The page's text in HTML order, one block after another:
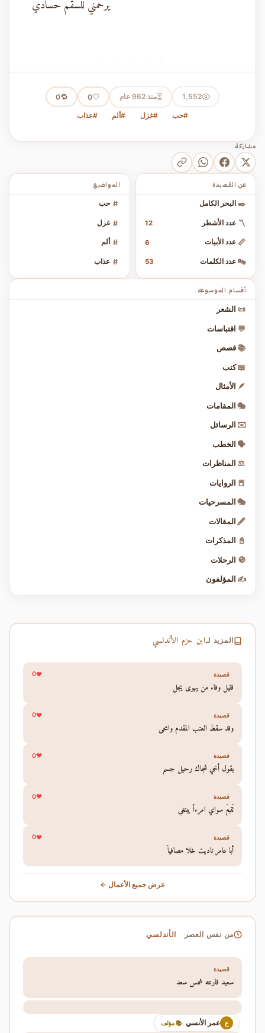
يرحمني للسقم حسّادي
· · · · ·
1,552
⏳منذ 962 عام 🤍
0
🔁
0
#حب #غزل #ألم #عذاب
مشاركة
المواضيع
# حب
# غزل
# ألم
# عذاب
عن القصيدة
✒️ البحر الكامل
〽️ عدد الأشطر 12
📏 عدد الأبيات 6
🔤 عدد الكلمات 53
أقسام الموسوعة
📜 الشعر
💬 اقتباسات
📚 قصص
📖 كتب
🪶 الأمثال
🎭 المقامات
✉️ الرسائل
🗣️ الخطب
⚖️ المناظرات
📕 الروايات
🎭 المسرحيات
🖋️ المقالات
📓 المذكرات
🧭 الرحلات
✍️ المؤلفون
المزيد لـابن حزم الأندلسي
قصيدة 0
قليل وفاء من يهوى يجل
قصيدة 0
وقد سقط العتب المقدم وامحى
قصيدة 0
يقول أخي شجاك رحيل جسم
قصيدة 0
تَتبعُ سواي امرءاً يبتغي
قصيدة 0
أبا عامر ناديت خلا مصافياً
عرض جميع الأعمال ←
من نفس العصر الأندلسي
قصيدة
سعيد قارنته شمس سعد
ع عمر الأنسي 📚 مؤلف